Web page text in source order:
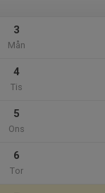
3
Mån
4
Tis
5
Ons
6
Tor